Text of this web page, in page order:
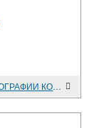
НЕИЗВЕСТНЫЕ СТРАНИЦЫ БИОГРАФИИ КОММУНАРА ЛЕО ФРАНКЕЛЯ